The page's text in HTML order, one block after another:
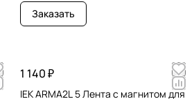
Заказать
1 140 ₽
IEK ARMA2L 5 Лента с магнитом для